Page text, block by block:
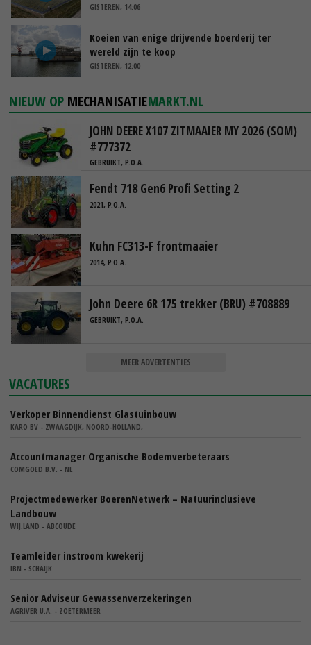
GISTEREN, 14:06
Koeien van enige drijvende boerderij ter
wereld zijn te koop
GISTEREN, 12:00
NIEUW OP MECHANISATIEMARKT.NL
JOHN DEERE X107 ZITMAAIER MY 2026 (SOM)
#777372
GEBRUIKT, P.O.A.
Fendt 718 Gen6 Profi Setting 2
2021, P.O.A.
Kuhn FC313-F frontmaaier
2014, P.O.A.
John Deere 6R 175 trekker (BRU) #708889
GEBRUIKT, P.O.A.
MEER ADVERTENTIES
VACATURES
Verkoper Binnendienst Glastuinbouw
KARO BV - ZWAAGDIJK, NOORD-HOLLAND,
Accountmanager Organische Bodemverbeteraars
COMGOED B.V. - NL
Projectmedewerker BoerenNetwerk – Natuurinclusieve
Landbouw
WIJ.LAND - ABCOUDE
Teamleider instroom kwekerij
IBN - SCHAIJK
Senior Adviseur Gewassenverzekeringen
AGRIVER U.A. - ZOETERMEER